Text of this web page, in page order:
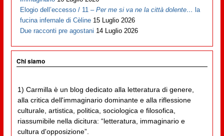
Elogio dell’eccesso / 11 –Per me si va ne la città dolente… la
fucina infernale di Cèline 15 Luglio 2026
Due racconti pre agostani 14 Luglio 2026
Chi siamo
1) Carmilla è un blog dedicato alla letteratura di genere,
alla critica dell'immaginario dominante e alla riflessione
culturale, artistica, politica, sociologica e filosofica,
riassumibile nella dicitura: “letteratura, immaginario e
cultura d'opposizione”.